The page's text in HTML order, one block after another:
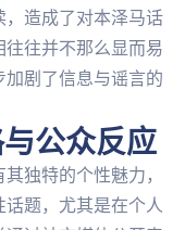
造成了对本泽马话
往并不那么显而易
加剧了信息与谣言的
公众反应
独特的个性魅力，
题，尤其是在个人